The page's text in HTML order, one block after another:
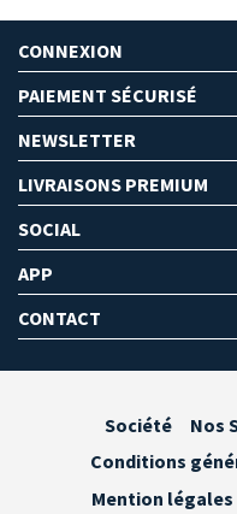
CONNEXION
PAIEMENT SÉCURISÉ
NEWSLETTER
LIVRAISONS PREMIUM
SOCIAL
APP
CONTACT
Société Nos
Conditions
Mention légales